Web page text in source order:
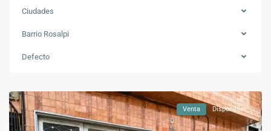
Ciudades
Barrio Rosalpi
Defecto
Barrio
Venta Disponible